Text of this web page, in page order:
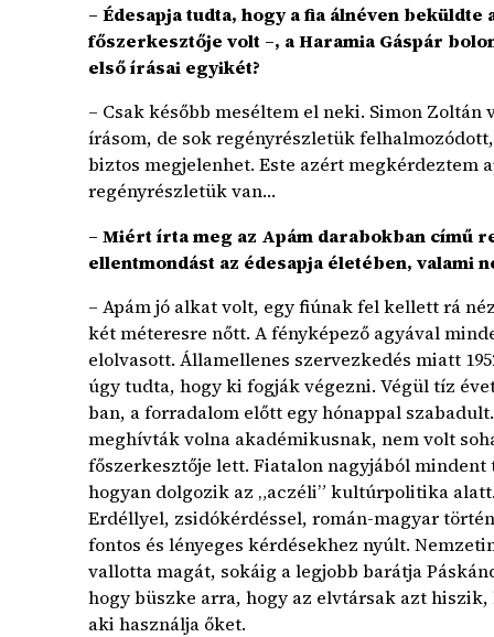
– Édesapja tudta, hogy a fia álnéven
főszerkesztője volt –, a Haramia Gáspár
első írásai egyikét?
– Csak később meséltem el neki. Simon
írásom, de sok regényrészletük
biztos megjelenhet. Este azért megkérdeztem
regényrészletük van…
– Miért írta meg az Apám darabokban című
ellentmondást az édesapja életében, valami
– Apám jó alkat volt, egy fiúnak fel kellett rá
két méteresre nőtt. A fényképező agyával
elolvasott. Államellenes szervezkedés miatt
úgy tudta, hogy ki fogják végezni. Végül tíz
ban, a forradalom előtt egy hónappal
meghívták volna akadémikusnak, nem volt
főszerkesztője lett. Fiatalon nagyjából
hogyan dolgozik az „aczéli” kultúrpolitika
Erdéllyel, zsidókérdéssel, román-magyar
fontos és lényeges kérdésekhez nyúlt.
vallotta magát, sokáig a legjobb barátja
hogy büszke arra, hogy az elvtársak azt
aki használja őket.